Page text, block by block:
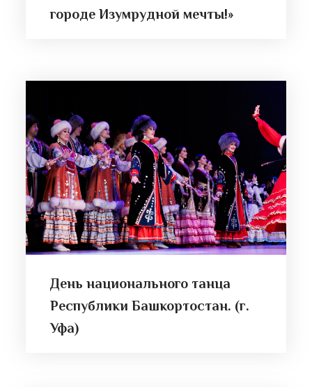
городе Изумрудной мечты!»
День национального танца
Республики Башкортостан. (г.
Уфа)